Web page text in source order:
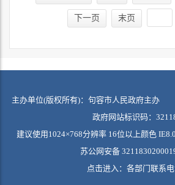
下一页 末页
主办单位(版权所有)：句容市人民政府主
政府网站标识码：
建议使用1024×768分辨率 16位以上颜色
苏公网安备
点击进入： 各部门联系